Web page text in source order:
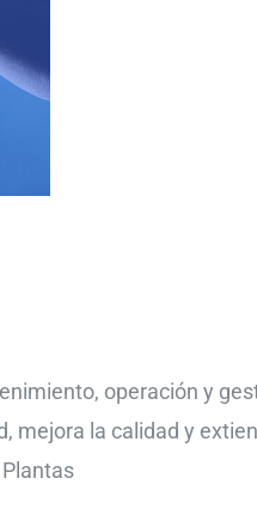
operación y
mejora la calidad y